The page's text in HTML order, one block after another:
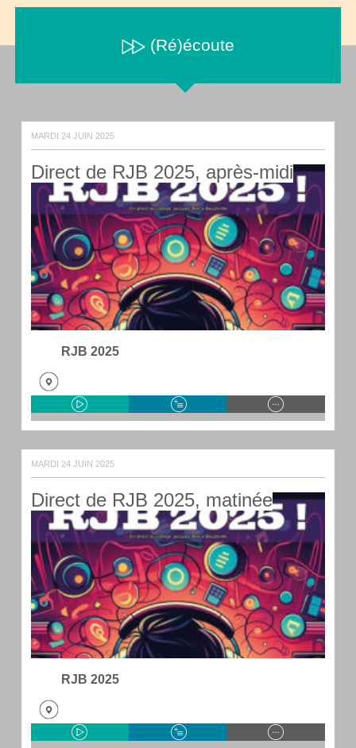
(Ré)écoute
MARDI 24 JUIN 2025
Direct de RJB 2025, après-midi
RJB 2025
MARDI 24 JUIN 2025
Direct de RJB 2025, matinée
RJB 2025